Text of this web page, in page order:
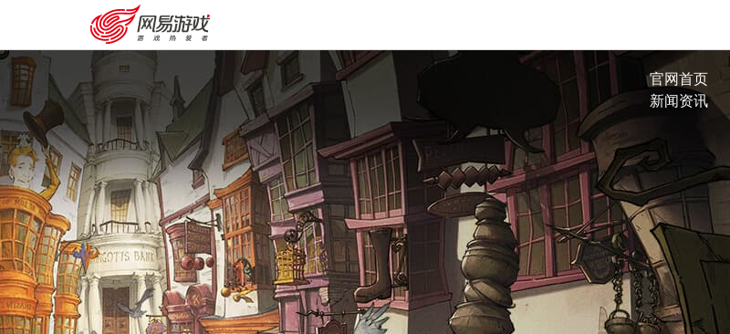
官网首页
新闻资讯